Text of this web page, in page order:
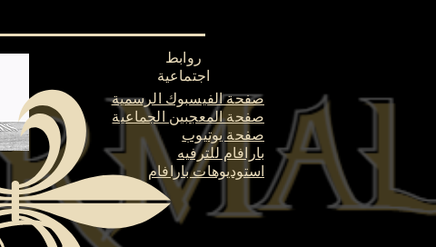
روابط
اجتماعية
صفحة الفيسبوك الرسمية
صفحة المعجبين الجماعية
صفحة يوتيوب
بارافام للترفيه
استوديوهات بارافام